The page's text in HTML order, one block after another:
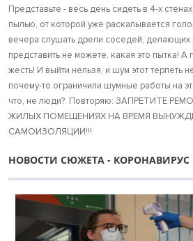
Представьте - весь день сидеть в 4-х
пылью, от которой уже раскалывается
вечера слушать дрели соседей,
представить не можете, какая это пытка!
жесть! И выйти нельзя, и шум этот терпеть
почему-то ограничили шумные работы на
что, не люди? Повторяю: ЗАПРЕТИТЕ
ЖИЛЫХ ПОМЕЩЕНИЯХ НА ВРЕМЯ
САМОИЗОЛЯЦИИ!!!
НОВОСТИ СЮЖЕТА - КОРОНАВИРУС